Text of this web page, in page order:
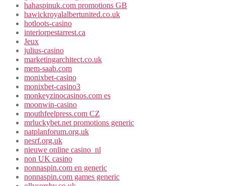
hahaspinuk.com promotions GB
hawickroyalalbertunited.co.uk
hotloots-casino
interiorpestarrest.ca
Jeux
julius-casino
marketingarchitect.co.uk
mem-saab.com
monixbet-casino
monixbet-casino3
monkeyzinocasinos.com es
moonwin-casino
mouthfeelpress.com CZ
mrluckybet.net promotions generic
natplanforum.org.uk
nesrf.org.uk
nieuwe online casino_nl
non UK casino
nonnaspin.com en generic
nonnaspin.com games generic